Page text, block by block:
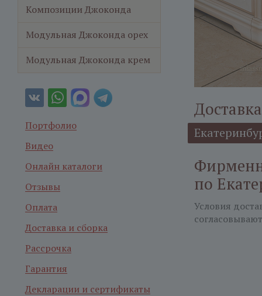
по
Условия
Композиции Джоконда
Модульная Джоконда орех
Модульная Джоконда крем
Портфолио
Видео
Онлайн каталоги
Отзывы
Оплата
Доставка и сборка
Рассрочка
Гарантия
Декларации и сертификаты